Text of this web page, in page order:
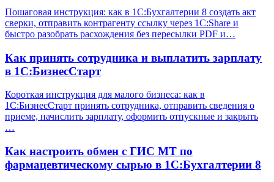
Пошаговая инструкция: как в 1С:Бухгалтерии 8 создать акт
сверки, отправить контрагенту ссылку через 1С:Share и
быстро разобрать расхождения без пересылки PDF и…
Как принять сотрудника и выплатить зарплату
в 1С:БизнесСтарт
Короткая инструкция для малого бизнеса: как в
1С:БизнесСтарт принять сотрудника, отправить сведения о
приеме, начислить зарплату, оформить отпускные и закрыть
…
Как настроить обмен с ГИС МТ по
фармацевтическому сырью в 1С:Бухгалтерии 8